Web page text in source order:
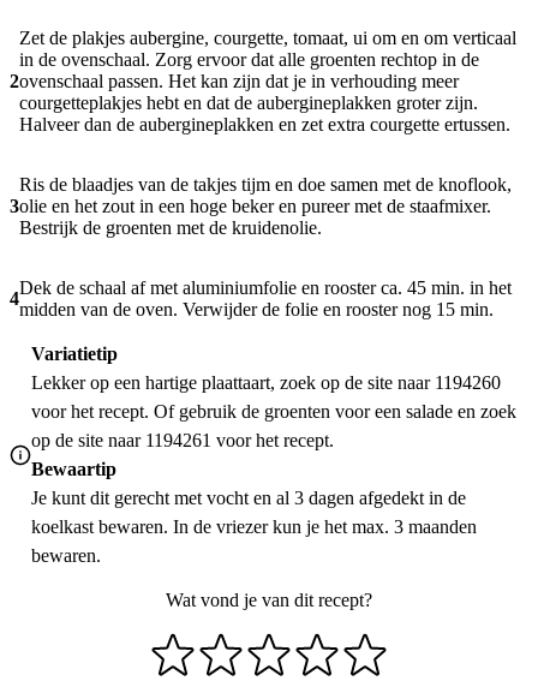
2
Zet de plakjes aubergine, courgette, tomaat, ui om en om verticaal
in de ovenschaal. Zorg ervoor dat alle groenten rechtop in de
ovenschaal passen. Het kan zijn dat je in verhouding meer
courgetteplakjes hebt en dat de aubergineplakken groter zijn.
Halveer dan de aubergineplakken en zet extra courgette ertussen.
3
Ris de blaadjes van de takjes tijm en doe samen met de knoflook,
olie en het zout in een hoge beker en pureer met de staafmixer.
Bestrijk de groenten met de kruidenolie.
4
Dek de schaal af met aluminiumfolie en rooster ca. 45 min. in het
midden van de oven. Verwijder de folie en rooster nog 15 min.
Variatietip
Lekker op een hartige plaattaart, zoek op de site naar 1194260
voor het recept. Of gebruik de groenten voor een salade en zoek
op de site naar 1194261 voor het recept.
Bewaartip
Je kunt dit gerecht met vocht en al 3 dagen afgedekt in de
koelkast bewaren. In de vriezer kun je het max. 3 maanden
bewaren.
Wat vond je van dit recept?